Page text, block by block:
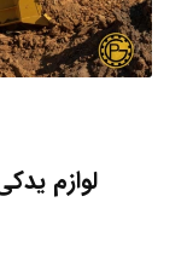
لوازم